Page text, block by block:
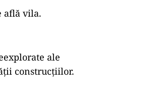
află vila.
ale
construcțiilor.